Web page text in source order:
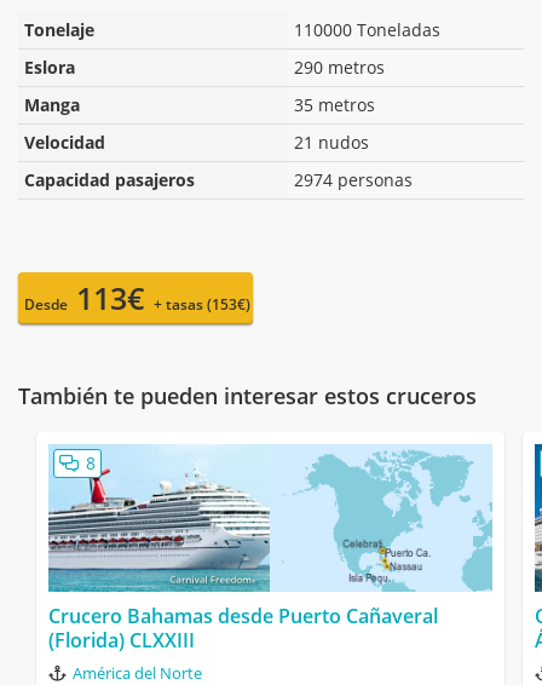
Tonelaje
110000 Toneladas
Eslora
290 metros
Manga
35 metros
Velocidad
21 nudos
Capacidad pasajeros
2974 personas
Desde 113€ + tasas (153€)
También te pueden interesar estos cruceros
8
Crucero Bahamas desde Puerto Cañaveral
(Florida) CLXXIII
América del Norte